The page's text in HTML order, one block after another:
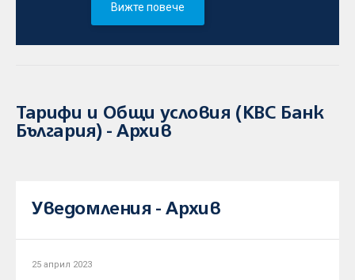
Вижте повече
Тарифи и Общи условия (KBC Банк
България) - Архив
Уведомления - Архив
25 април 2023